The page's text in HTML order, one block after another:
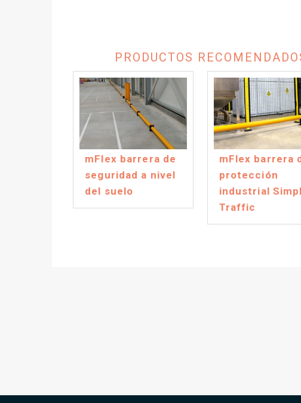
PRODUCTOS
mFlex barrera de
seguridad a nivel
del suelo
mFlex barrera
protección
industrial
Traffic